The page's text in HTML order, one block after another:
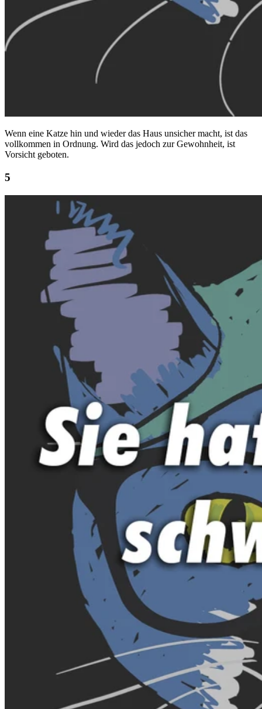
Wenn eine Katze hin und wieder das Haus unsicher macht, ist das
vollkommen in Ordnung. Wird das jedoch zur Gewohnheit, ist
Vorsicht geboten.